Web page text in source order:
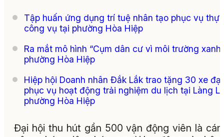
Tập huấn ứng dụng trí tuệ nhân tạo phục vụ
công vụ tại phường Hòa Hiệp
Ra mắt mô hình “Cụm dân cư vì môi trường
phường Hòa Hiệp
Hiệp hội Doanh nhân Đắk Lắk trao tặng 30 xe
phục vụ hoạt động trải nghiệm du lịch tại Làng
phường Hòa Hiệp
Đại hội thu hút gần 500 vận động viên là